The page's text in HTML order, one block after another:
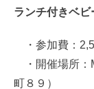
ランチ付きベ
・参加費：
・開催場所：
町８９）